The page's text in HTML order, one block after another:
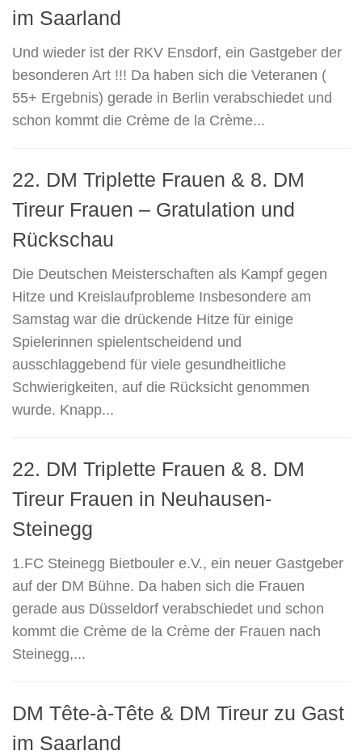
im Saarland
Und wieder ist der RKV Ensdorf, ein Gastgeber der
besonderen Art !!! Da haben sich die Veteranen (
55+ Ergebnis) gerade in Berlin verabschiedet und
schon kommt die Crème de la Crème...
22. DM Triplette Frauen & 8. DM
Tireur Frauen – Gratulation und
Rückschau
Die Deutschen Meisterschaften als Kampf gegen
Hitze und Kreislaufprobleme Insbesondere am
Samstag war die drückende Hitze für einige
Spielerinnen spielentscheidend und
ausschlaggebend für viele gesundheitliche
Schwierigkeiten, auf die Rücksicht genommen
wurde. Knapp...
22. DM Triplette Frauen & 8. DM
Tireur Frauen in Neuhausen-
Steinegg
1.FC Steinegg Bietbouler e.V., ein neuer Gastgeber
auf der DM Bühne. Da haben sich die Frauen
gerade aus Düsseldorf verabschiedet und schon
kommt die Crème de la Crème der Frauen nach
Steinegg,...
DM Tête-à-Tête & DM Tireur zu Gast
im Saarland